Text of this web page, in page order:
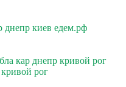
днепр киев едем.рф
кар днепр кривой рог
рог